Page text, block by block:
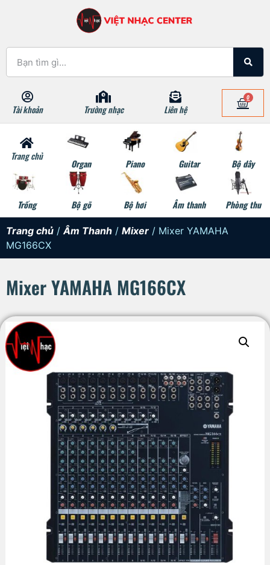
Tài khoản Trường nhạc Liên hệ
0
Trang chủ
Organ Piano Guitar Bộ dây
Trống Bộ gõ Bộ hơi Âm thanh Phòng thu
Trang chủ / Âm Thanh / Mixer / Mixer YAMAHA
MG166CX
Mixer YAMAHA MG166CX